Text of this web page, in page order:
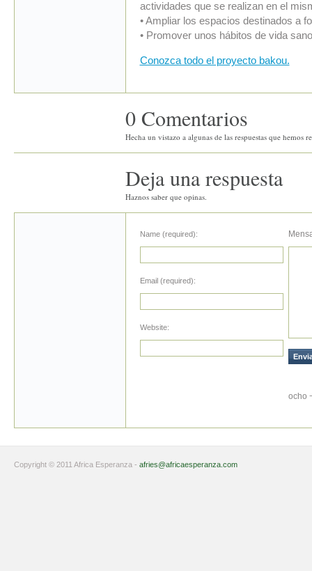
actividades que se realizan en el
• Ampliar los espacios destinados a
• Promover unos hábitos de vida
Conozca todo el proyecto bakou.
0 Comentarios
Hecha un vistazo a algunas de las respuestas que hemos
Deja una respuesta
Haznos saber que opinas.
Name (required):
Email (required):
Website:
ocho
Copyright © 2011 Africa Esperanza - afries@africaesperanza.com